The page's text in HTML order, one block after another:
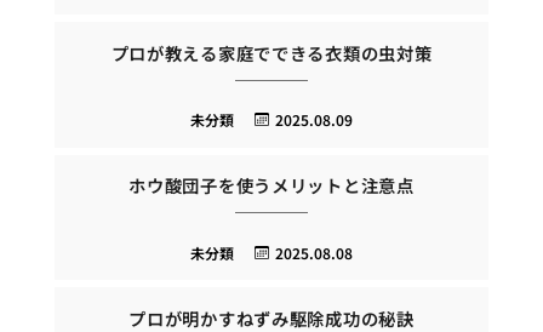
プロが教える家庭でできる衣類の虫対策
2025.08.09
未分類
ホウ酸団子を使うメリットと注意点
2025.08.08
未分類
プロが明かすねずみ駆除成功の秘訣